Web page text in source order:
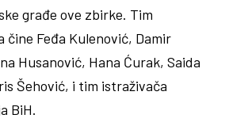
građe ove zbirke. Tim
čine Feđa Kulenović, Damir
Husanović, Hana Ćurak, Saida
Šehović, i tim istraživača
BiH.